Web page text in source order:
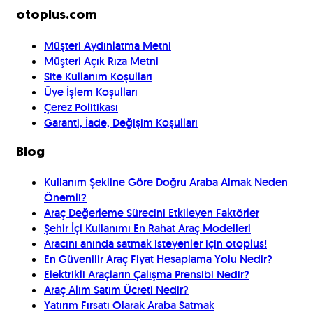
otoplus.com
Müşteri Aydınlatma Metni
Müşteri Açık Rıza Metni
Site Kullanım Koşulları
Üye İşlem Koşulları
Çerez Politikası
Garanti, İade, Değişim Koşulları
Blog
Kullanım Şekline Göre Doğru Araba Almak Neden
Önemli?
Araç Değerleme Sürecini Etkileyen Faktörler
Şehir İçi Kullanımı En Rahat Araç Modelleri
Aracını anında satmak isteyenler için otoplus!
En Güvenilir Araç Fiyat Hesaplama Yolu Nedir?
Elektrikli Araçların Çalışma Prensibi Nedir?
Araç Alım Satım Ücreti Nedir?
Yatırım Fırsatı Olarak Araba Satmak